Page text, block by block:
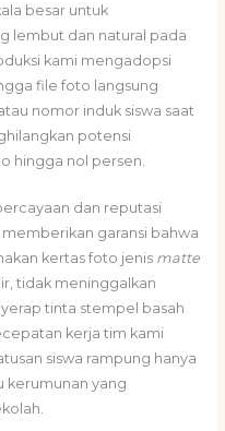
besar untuk
lembut dan natural pada
kami mengadopsi
file foto langsung
nomor induk siswa saat
potensi
hingga nol persen.
dan reputasi
garansi bahwa
kertas foto jenis matte
tidak meninggalkan
tinta stempel basah
kerja tim kami
siswa rampung hanya
kerumunan yang